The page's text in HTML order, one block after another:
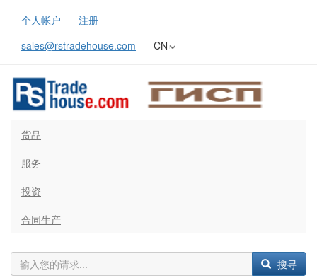
个人帐户
注册
sales@rstradehouse.com
CN
货品
服务
投资
合同生产
搜寻